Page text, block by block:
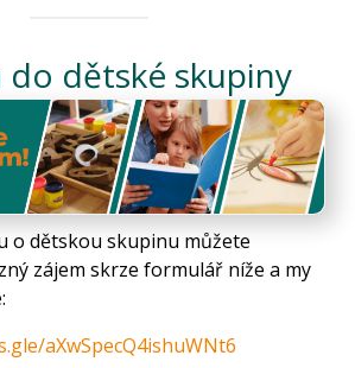
do dětské skupiny
o dětskou skupinu můžete
zájem skrze formulář níže a my
aXwSpecQ4ishuWNt6